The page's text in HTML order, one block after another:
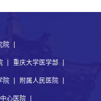
院 |
| 重庆大学医学部 |
院 | 附属人民医院 |
心医院 |